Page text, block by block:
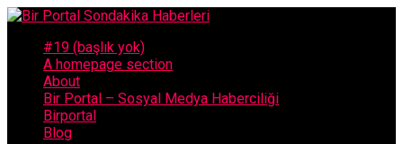
#19 (başlık yok)
A homepage section
About
Bir Portal – Sosyal Medya Haberciliği
Birportal
Blog